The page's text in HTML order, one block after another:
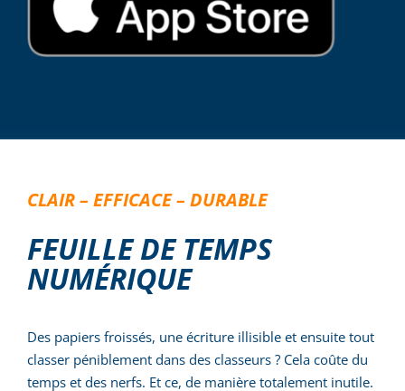
CLAIR – EFFICACE – DURABLE
FEUILLE DE TEMPS
NUMÉRIQUE
Des papiers froissés, une écriture illisible et ensuite tout
classer péniblement dans des classeurs ? Cela coûte du
temps et des nerfs. Et ce, de manière totalement inutile.